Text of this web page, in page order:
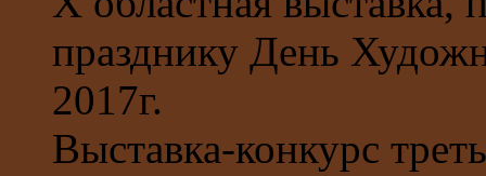
празднику День
2017г.
Выставка-конкурс